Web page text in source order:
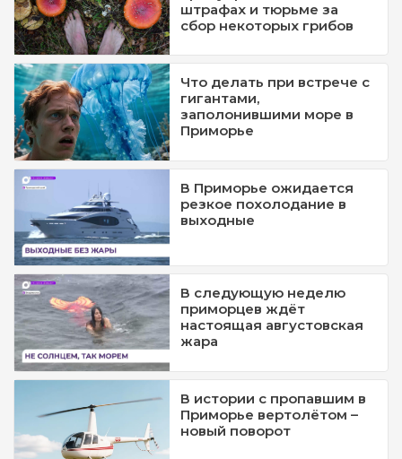
штрафах и тюрьме за
сбор некоторых грибов
Что делать при встрече с
гигантами,
заполонившими море в
Приморье
В Приморье ожидается
резкое похолодание в
выходные
В следующую неделю
приморцев ждёт
настоящая августовская
жара
В истории с пропавшим в
Приморье вертолётом –
новый поворот